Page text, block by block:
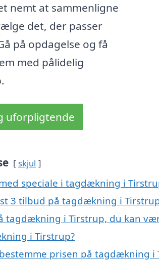
nemt at sammenligne
det, der passer
på opdagelse og få
med pålidelig
uforpligtende
skjul
speciale i tagdækning i
3 tilbud på tagdækning i
tagdækning i Tirstrup, du kan
i Tirstrup?
prisen på tagdækning i